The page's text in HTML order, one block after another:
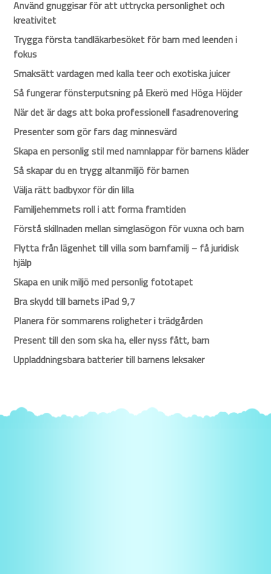
Använd gnuggisar för att uttrycka personlighet och
kreativitet
Trygga första tandläkarbesöket för barn med leenden i
fokus
Smaksätt vardagen med kalla teer och exotiska juicer
Så fungerar fönsterputsning på Ekerö med Höga Höjder
När det är dags att boka professionell fasadrenovering
Presenter som gör fars dag minnesvärd
Skapa en personlig stil med namnlappar för barnens kläder
Så skapar du en trygg altanmiljö för barnen
Välja rätt badbyxor för din lilla
Familjehemmets roll i att forma framtiden
Förstå skillnaden mellan simglasögon för vuxna och barn
Flytta från lägenhet till villa som barnfamilj – få juridisk
hjälp
Skapa en unik miljö med personlig fototapet
Bra skydd till barnets iPad 9,7
Planera för sommarens roligheter i trädgården
Present till den som ska ha, eller nyss fått, barn
Uppladdningsbara batterier till barnens leksaker